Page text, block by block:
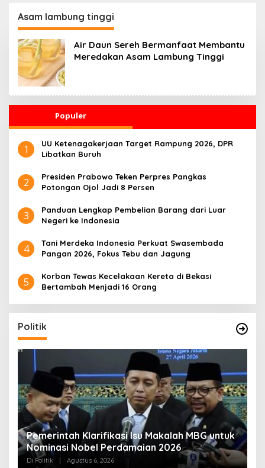
Asam lambung tinggi
Air Daun Sereh Bermanfaat Membantu
Meredakan Asam Lambung Tinggi
Populer
1
UU Ketenagakerjaan Target Rampung 2026, DPR
Libatkan Buruh
2
Presiden Prabowo Teken Perpres Pangkas
Potongan Ojol Jadi 8 Persen
3
Panduan Lengkap Pembelian Barang dari Luar
Negeri ke Indonesia
4
Tani Merdeka Indonesia Perkuat Swasembada
Pangan 2026, Fokus Tebu dan Jagung
5
Korban Tewas Kecelakaan Kereta di Bekasi
Bertambah Menjadi 16 Orang
Politik
Muktamar NU ke-35 di Jombang, Panitia
Siagakan 3 Posko Kesehatan 24 Jam
Di Politik Agustus 6, 2026